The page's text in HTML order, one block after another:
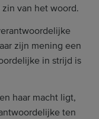
van het woord.
zijn mening een
in strijd is
haar macht ligt,
ten